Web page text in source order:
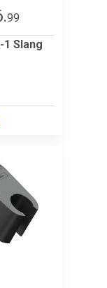
99
1 Slang